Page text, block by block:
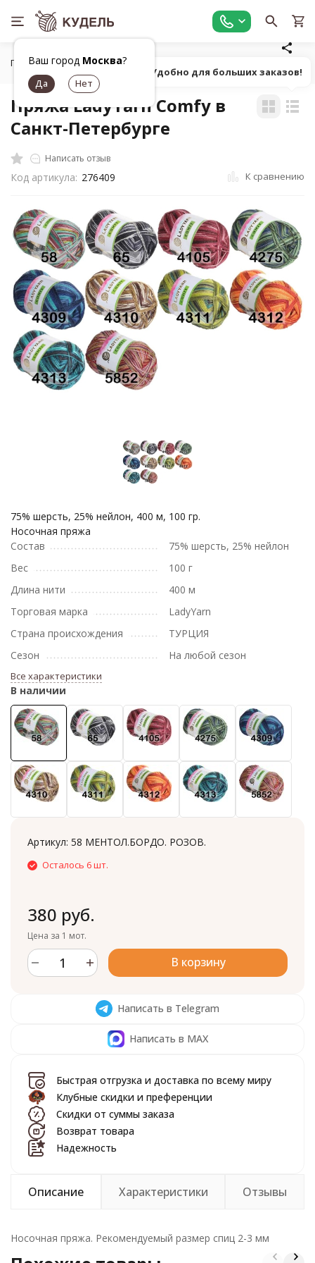
Ваш город Москва?
Главная Все для вязания
Пряжа LadyYarn Comfy в
Санкт-Петербурге
Написать отзыв
Код артикула: 276409 К сравнению
75% шерсть, 25% нейлон, 400 м, 100 гр.
Носочная пряжа
Состав
75% шерсть, 25% нейлон
Вес
100 г
Длина нити
400 м
Торговая марка
LadyYarn
Страна происхождения
ТУРЦИЯ
Сезон
На любой сезон
Все характеристики
В наличии
Артикул: 58 МЕНТОЛ.БОРДО. РОЗОВ.
Осталось 6 шт.
380 руб.
Цена за 1 мот.
В корзину
Написать в Telegram
Написать в MAX
Быстрая отгрузка и доставка по всему миру
Клубные скидки и преференции
Скидки от суммы заказа
Возврат товара
Надежность
Описание Характеристики Отзывы
Носочная пряжа. Рекомендуемый размер спиц 2-3 мм
Попробуй! Удобно для больших заказов!